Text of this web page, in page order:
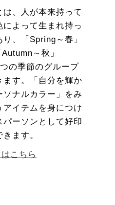
、人が本来持って
よって生まれ持っ
、「Spring～春」
～秋」
の季節のグループ
ます。「自分を輝か
ナルカラー」をみ
イテムを身につけ
パーソンとして好印
ます。
こちら